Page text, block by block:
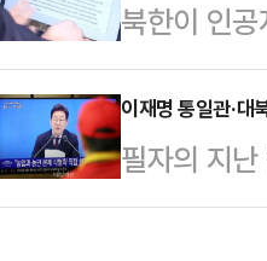
"초·재선 의
다"며 "과
위원회는
적용 최저
반발한 전
됐다.이에
이블에 남
북한이 인
일성종합대
GPT를 비
노동당 기
회의 확대
이재명 통일관·대
필자의 지
려